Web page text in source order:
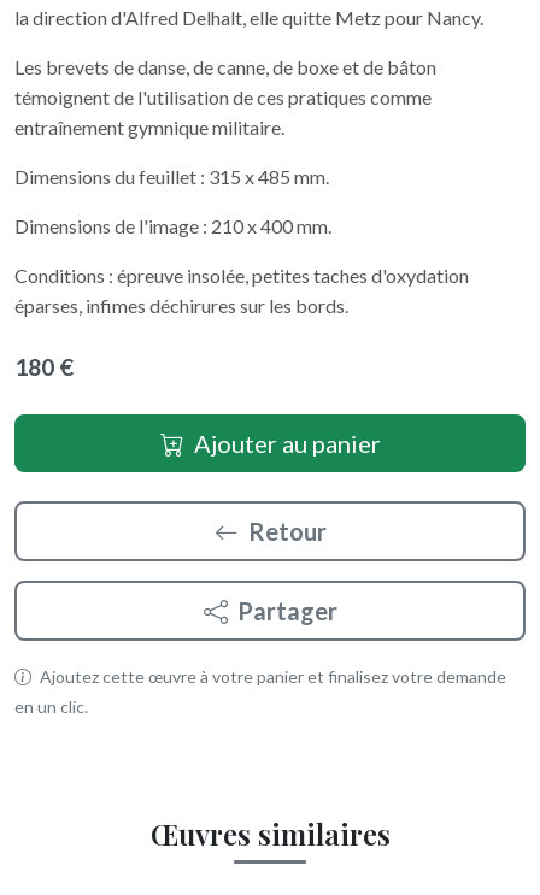
la direction d'Alfred Delhalt, elle quitte Metz pour Nancy.
Les brevets de danse, de canne, de boxe et de bâton
témoignent de l'utilisation de ces pratiques comme
entraînement gymnique militaire.
Dimensions du feuillet : 315 x 485 mm.
Dimensions de l'image : 210 x 400 mm.
Conditions : épreuve insolée, petites taches d'oxydation
éparses, infimes déchirures sur les bords.
180 €
Ajouter au panier
Retour
Partager
Ajoutez cette œuvre à votre panier et finalisez votre demande
en un clic.
Œuvres similaires